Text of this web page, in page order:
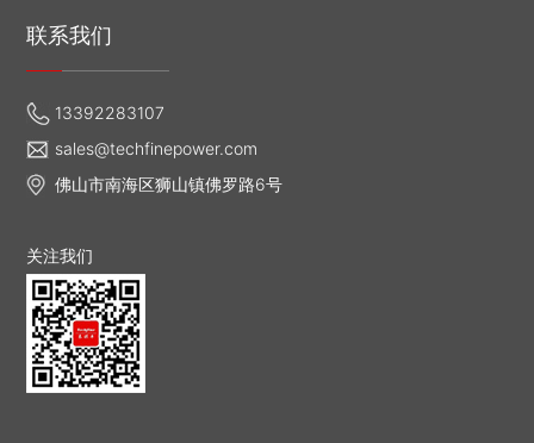
联系我们
13392283107
sales@techfinepower.com
佛山市南海区狮山镇佛罗路6号
关注我们